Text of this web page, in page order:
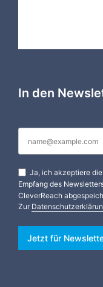
In den
Ja, ich akzeptiere
Empfang des
CleverReach
Zur
Jetzt für